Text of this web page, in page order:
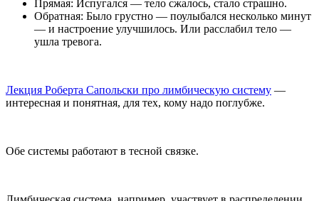
Прямая: Испугался — тело сжалось, стало страшно.
Обратная: Было грустно — поулыбался несколько минут
— и настроение улучшилось. Или расслабил тело —
ушла тревога.
Лекция Роберта Сапольски про лимбическую систему —
интересная и понятная, для тех, кому надо поглубже.
Обе системы работают в тесной связке.